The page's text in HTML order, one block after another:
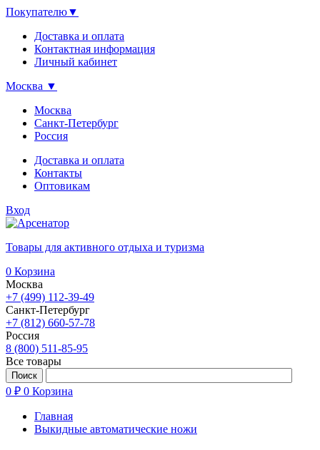
Покупателю▼
Доставка и оплата
Контактная информация
Личный кабинет
Москва ▼
Москва
Санкт-Петербург
Россия
Доставка и оплата
Контакты
Оптовикам
Вход
Товары для активного отдыха и туризма
0 Корзина
Москва
+7 (499) 112-39-49
Санкт-Петербург
+7 (812) 660-57-78
Россия
8 (800) 511-85-95
Все товары
0 ₽ 0 Корзина
Главная
Выкидные автоматические ножи